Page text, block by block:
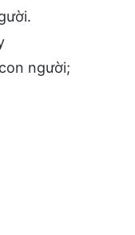
người;